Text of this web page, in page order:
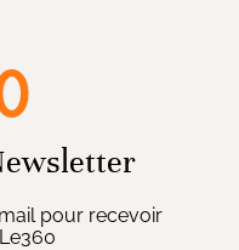
pour recevoir